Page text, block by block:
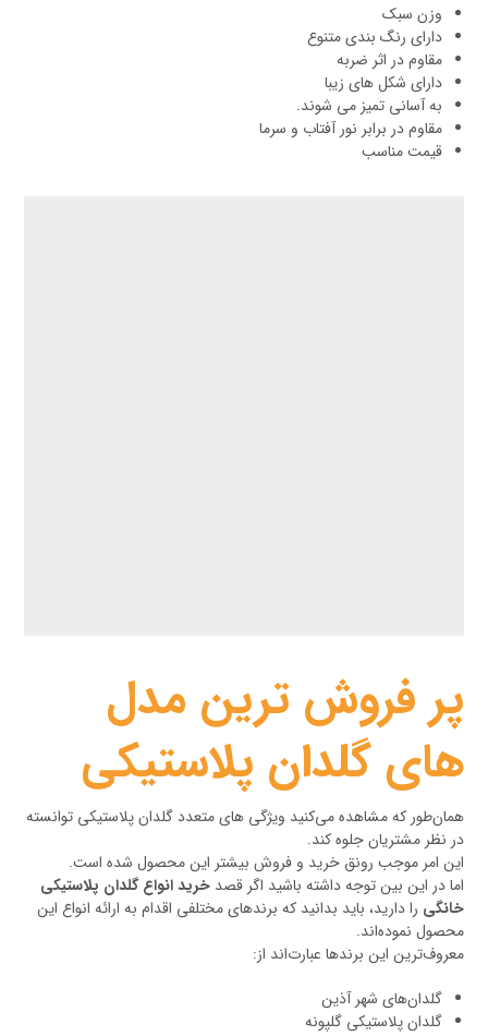
وزن سبک
دارای رنگ بندی متنوع
مقاوم در اثر ضربه
دارای شکل های زیبا
به آسانی تمیز می شوند.
مقاوم در برابر نور آفتاب و سرما
قیمت مناسب
پر فروش ترین مدل
های گلدان پلاستیکی
همان‌طور که مشاهده می‌کنید ویژگی های متعدد گلدان پلاستیکی توانسته
در نظر مشتریان جلوه کند.
این امر موجب رونق خرید و فروش بیشتر این محصول شده است.
اما در این بین توجه داشته باشید اگر قصدخرید انواع گلدان پلاستیکی
خانگی را دارید، باید بدانید که برندهای مختلفی اقدام به ارائه انواع این
محصول نموده‌اند.
معروف‌ترین این برندها عبارت‌اند از:
گلدان‌های شهر آذین
گلدان پلاستیکی گلپونه